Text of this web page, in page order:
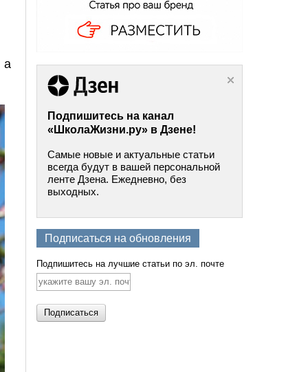
а
Подпишитесь на канал
«ШколаЖизни.ру» в Дзене!
Самые новые и актуальные статьи
всегда будут в вашей персональной
ленте Дзена. Ежедневно, без
выходных.
Подписаться на обновления
Подпишитесь на лучшие статьи по эл. почте